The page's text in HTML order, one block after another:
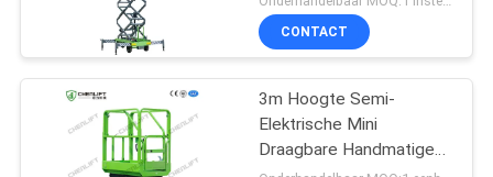
CONTACT
3m Hoogte Semi-
Elektrische Mini
Draagbare Handmatige